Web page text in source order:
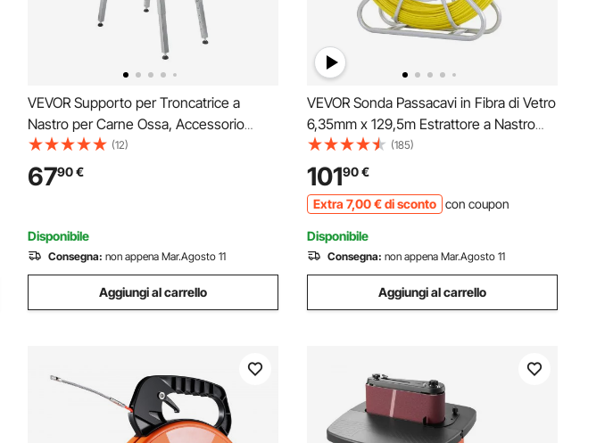
VEVOR Supporto per Troncatrice a
Nastro per Carne Ossa, Accessorio
Base per Troncatrice Elettrica a Nastro
per Carne Ossa Altezza Regolabile 60–
100 cm Telaio a Forma di H Piedini
(12)
6790€
Disponibile
Consegna: non appena Mar.Agosto 11
Aggiungi al carrello
VEVOR Sonda Passacavi in Fibra di Vetro
6,35mm x 129,5m Estrattore a Nastro
per Cavo Elettrico con 3 Teste di
Trazione e Supporto in Metallo
Strumento di Installazione del Cavo
Elettrico in Fiberglass
(185)
10190€
Extra 7,00€di sconto con coupon
Disponibile
Consegna: non appena Mar.Agosto 11
Aggiungi al carrello